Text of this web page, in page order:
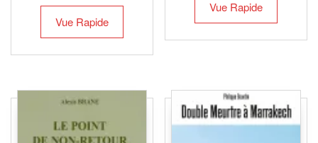
Vue Rapide
Vue Rapide